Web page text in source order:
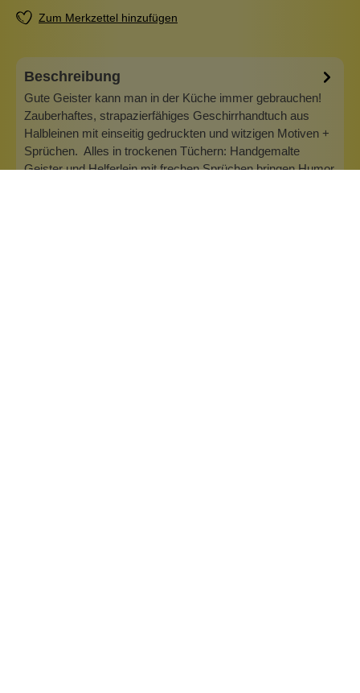
Zum Merkzettel hinzufügen
Beschreibung
Gute Geister kann man in der Küche immer gebrauchen!
Zauberhaftes, strapazierfähiges Geschirrhandtuch aus
Halbleinen mit einseitig gedruckten und witzigen Motiven +
Sprüchen. Alles in trockenen Tüchern: Handgemalte
Geister und Helferlein mit frechen Sprüchen bringen Humor